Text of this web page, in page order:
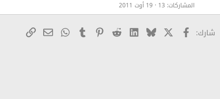
المشاركات 13 19 أوت 2011
شارك: Facebook
X
Bluesky
LinkedIn
Reddit
Pinterest
Tumblr
WhatsApp
البريدرابط